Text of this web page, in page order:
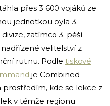
přes 3 600 vojáků ze
jednotkou byla 3.
zatímco 3. pěší
velitelství z
rutinu. Podle tiskové
je Combined
prostředím, kde se lekce z
v témže regionu